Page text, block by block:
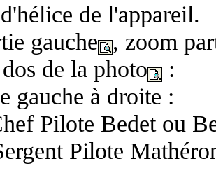
de l'appareil.
gauche
, zoom
de la photo
:
gauche à droite :
Pilote Bedet ou
Pilote